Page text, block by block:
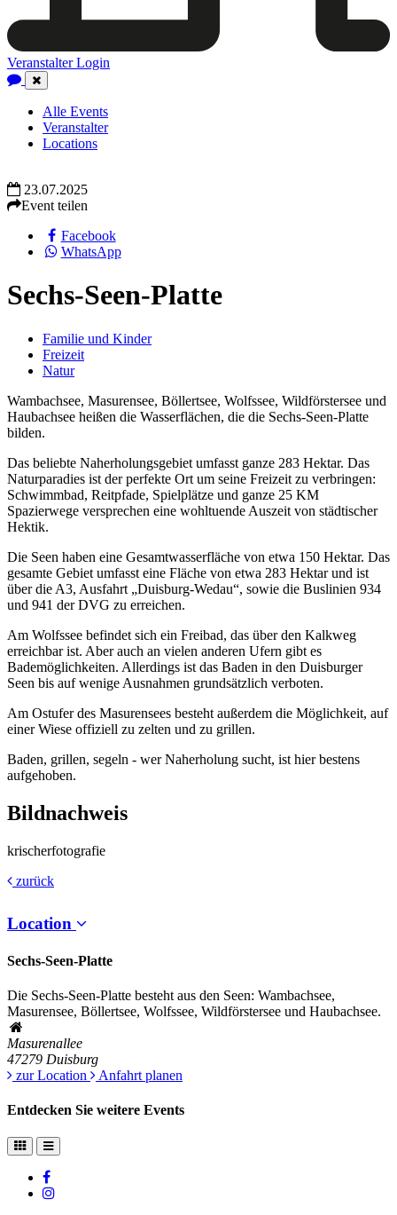
Veranstalter Login
Close
Navigation
Alle Events
Veranstalter
Locations
23.07.2025
Event teilen
Facebook
WhatsApp
Sechs-Seen-Platte
Familie und Kinder
Freizeit
Natur
Wambachsee, Masurensee, Böllertsee, Wolfssee, Wildförstersee und
Haubachsee heißen die Wasserflächen, die die Sechs-Seen-Platte
bilden.
Das beliebte Naherholungsgebiet umfasst ganze 283 Hektar. Das
Naturparadies ist der perfekte Ort um seine Freizeit zu verbringen:
Schwimmbad, Reitpfade, Spielplätze und ganze 25 KM
Spazierwege versprechen eine wohltuende Auszeit von städtischer
Hektik.
Die Seen haben eine Gesamtwasserfläche von etwa 150 Hektar. Das
gesamte Gebiet umfasst eine Fläche von etwa 283 Hektar und ist
über die A3, Ausfahrt „Duisburg-Wedau“, sowie die Buslinien 934
und 941 der DVG zu erreichen.
Am Wolfssee befindet sich ein Freibad, das über den Kalkweg
erreichbar ist. Aber auch an vielen anderen Ufern gibt es
Bademöglichkeiten. Allerdings ist das Baden in den Duisburger
Seen bis auf wenige Ausnahmen grundsätzlich verboten.
Am Ostufer des Masurensees besteht außerdem die Möglichkeit, auf
einer Wiese offiziell zu zelten und zu grillen.
Baden, grillen, segeln - wer Naherholung sucht, ist hier bestens
aufgehoben.
Bildnachweis
krischerfotografie
zurück
Location
Sechs-Seen-Platte
Die Sechs-Seen-Platte besteht aus den Seen: Wambachsee,
Masurensee, Böllertsee, Wolfssee, Wildförstersee und Haubachsee.
Masurenallee
47279 Duisburg
zur Location
Anfahrt planen
Entdecken Sie weitere Events